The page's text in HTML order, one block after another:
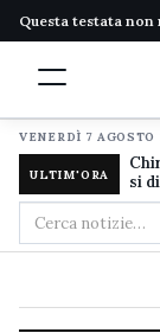
Questa testata
VENERDÌ 7 AGOSTO
ULTIM'ORA
si
Cerca
nel